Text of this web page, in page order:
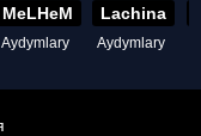
MeLHeM
Aydymlary
Lachina
Aydymlary